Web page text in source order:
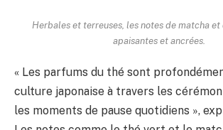
Herbales et terreuses, les notes de matcha
apaisantes et ancrées.
« Les parfums du thé sont
culture japonaise à travers les
les moments de pause quotidiens »,